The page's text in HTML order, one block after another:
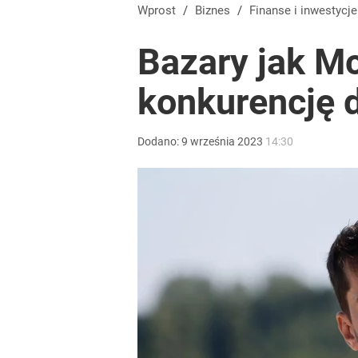
Farmacja: wzrost pod presją. co czeka branżę do
Nawrocki ma szansę na drugą kadencję? Tak
Wprost / Biznes / Finanse i inwestycje
Bazary jak
konkurencję
Dodano:9 września 2023 14:30